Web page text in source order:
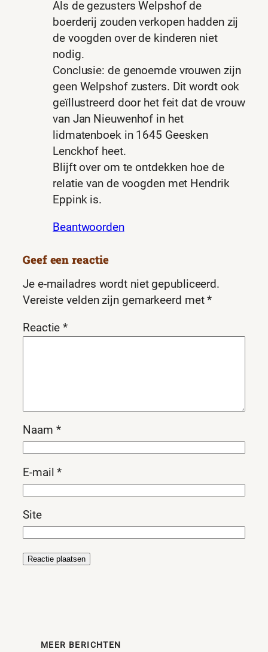
Als de gezusters Welpshof de
boerderij zouden verkopen hadden zij
de voogden over de kinderen niet
nodig.
Conclusie: de genoemde vrouwen zijn
geen Welpshof zusters. Dit wordt ook
geïllustreerd door het feit dat de vrouw
van Jan Nieuwenhof in het
lidmatenboek in 1645 Geesken
Lenckhof heet.
Blijft over om te ontdekken hoe de
relatie van de voogden met Hendrik
Eppink is.
Beantwoorden
Geef een reactie
Je e-mailadres wordt niet gepubliceerd.
Vereiste velden zijn gemarkeerd met*
Reactie*
Naam *
E-mail*
Site
MEER BERICHTEN